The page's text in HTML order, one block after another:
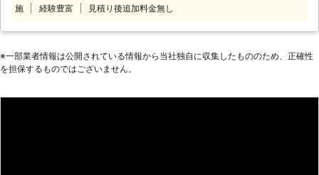
りますので、お客様のご都合に応じた
す。 コールセンターのスタッフがお
客様のご要望を詳しくお聞きします。
寧・迅速をモットーとしお客様のご希
施
経験豊富 見積り後追加料金無し
※⼀部業者情報は公開されている情報から当社独⾃に収集したもののため、正確性
を担保するものではございません。